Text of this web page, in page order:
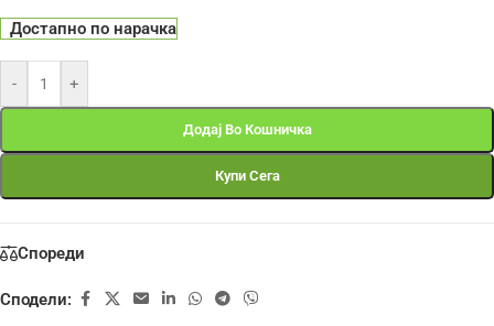
Достапно по нарачка
- +
Додај Во Кошничка
Купи Сега
Спореди
Сподели: